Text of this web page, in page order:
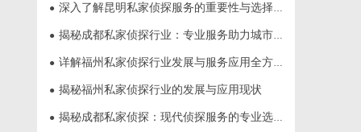
● 深入了解昆明私家侦探服务的重要性与选择指南
● 揭秘成都私家侦探行业：专业服务助力城市安宁
● 详解福州私家侦探行业发展与服务应用全方位指南
● 揭秘福州私家侦探行业的发展与应用现状
● 揭秘成都私家侦探：现代侦探服务的专业选择与行业前景